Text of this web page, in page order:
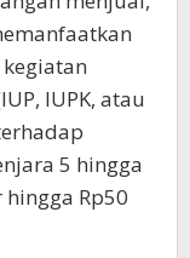
IUPK, atau
5 hingga
Rp50